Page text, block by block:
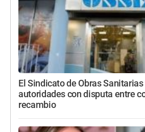
El Sindicato de Obras
autoridades con disputa entre
recambio